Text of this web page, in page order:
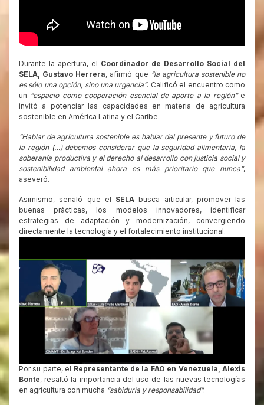
Durante la apertura, el Coordinador de Desarrollo Social del
SELA, Gustavo Herrera, afirmó que “la agricultura sostenible no
es sólo una opción, sino una urgencia”. Calificó el encuentro como
un “espacio como cooperación esencial de aporte a la región”e
invitó a potenciar las capacidades en materia de agricultura
sostenible en América Latina y el Caribe.
“Hablar de agricultura sostenible es hablar del presente y futuro de
la región (…) debemos considerar que la seguridad alimentaria, la
soberanía productiva y el derecho al desarrollo con justicia social y
sostenibilidad ambiental ahora es más prioritario que nunca”,
aseveró.
Asimismo, señaló que el SELAbusca articular, promover las
buenas prácticas, los modelos innovadores, identificar
estrategias de adaptación y modernización, convergiendo
directamente la tecnología y el fortalecimiento institucional.
Por su parte, el Representante de la FAO en Venezuela, Alexis
Bonte, resaltó la importancia del uso de las nuevas tecnologías
en agricultura con mucha “sabiduría y responsabilidad”.